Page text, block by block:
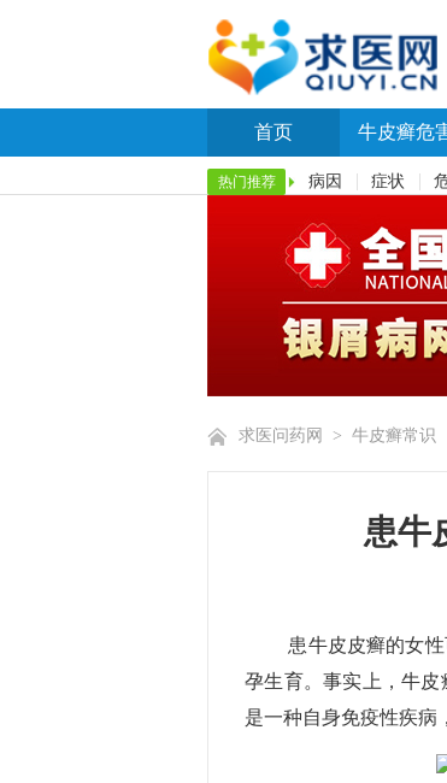
首页 牛皮癣危
热门推荐 病因 症状
求医问药网 > 牛皮癣常识
患牛
患牛皮皮癣的女性可
孕生育。事实上，牛
是一种自身免疫性疾病